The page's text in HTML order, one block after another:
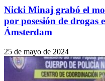
Nicki Minaj grabó el
por posesión de drogas
Ámsterdam
25 de mayo de 2024